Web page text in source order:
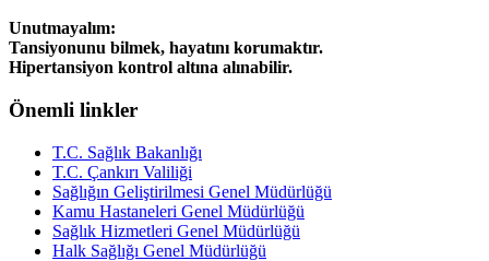
Unutmayalım:
Tansiyonunu bilmek, hayatını korumaktır.
Hipertansiyon kontrol altına alınabilir.
Önemli linkler
T.C. Sağlık Bakanlığı
T.C. Çankırı Valiliği
Sağlığın Geliştirilmesi Genel Müdürlüğü
Kamu Hastaneleri Genel Müdürlüğü
Sağlık Hizmetleri Genel Müdürlüğü
Halk Sağlığı Genel Müdürlüğü